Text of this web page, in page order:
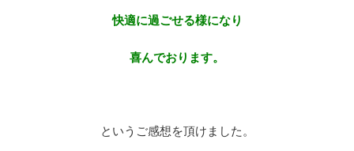
快適に過ごせる様になり
喜んでおります。
というご感想を頂けました。